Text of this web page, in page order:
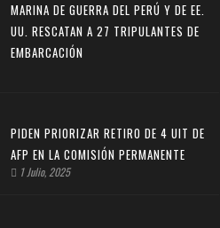
MARINA DE GUERRA DEL PERÚ Y DE EE.
UU. RESCATAN A 27 TRIPULANTES DE
EMBARCACIÓN
PIDEN PRIORIZAR RETIRO DE 4 UIT DE
AFP EN LA COMISIÓN PERMANENTE
1 Julio, 2025